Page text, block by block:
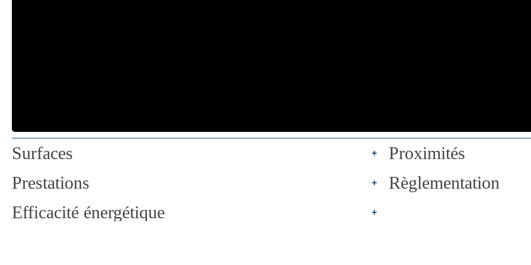
Surfaces + Proximités
Prestations + Règlementation
Efficacité énergétique +